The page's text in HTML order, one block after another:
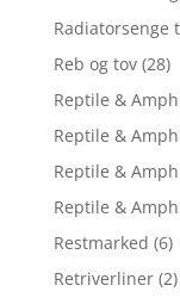
Radiatorsenge
Reb og tov (28)
Reptile &
Reptile &
Reptile &
Reptile &
Restmarked (6)
Retriverliner (2)